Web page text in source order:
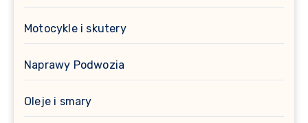
Motocykle i skutery
Naprawy Podwozia
Oleje i smary